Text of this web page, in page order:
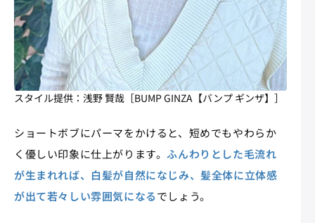
スタイル提供：浅野 賢哉［BUMP GINZA【バンプ ギンザ】］
ショートボブにパーマをかけると、短めでもやわらか
く優しい印象に仕上がります。ふんわりとした毛流れ
が生まれれば、白髪が自然になじみ、髪全体に立体感
が出て若々しい雰囲気になるでしょう。